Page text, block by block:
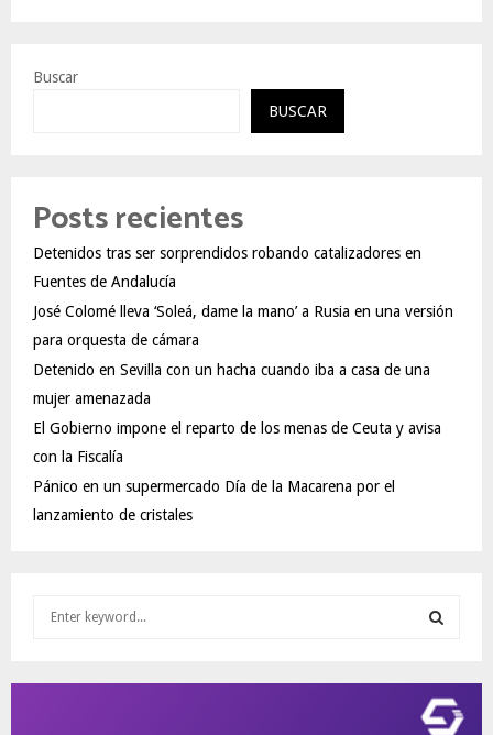
Buscar
BUSCAR
Posts recientes
Detenidos tras ser sorprendidos robando catalizadores en
Fuentes de Andalucía
José Colomé lleva ‘Soleá, dame la mano’ a Rusia en una versión
para orquesta de cámara
Detenido en Sevilla con un hacha cuando iba a casa de una
mujer amenazada
El Gobierno impone el reparto de los menas de Ceuta y avisa
con la Fiscalía
Pánico en un supermercado Día de la Macarena por el
lanzamiento de cristales
E